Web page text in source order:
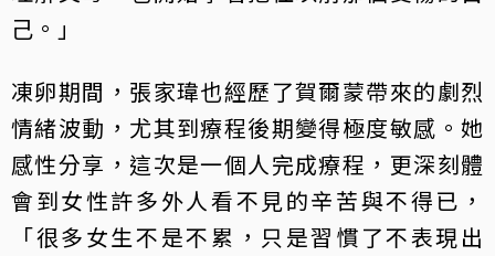
己。」
凍卵期間，張家瑋也經歷了賀爾蒙帶來的劇烈
情緒波動，尤其到療程後期變得極度敏感。她
感性分享，這次是一個人完成療程，更深刻體
會到女性許多外人看不見的辛苦與不得已，
「很多女生不是不累，只是習慣了不表現出